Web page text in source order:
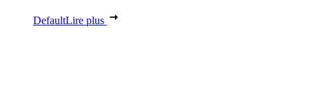
DefaultLire plus